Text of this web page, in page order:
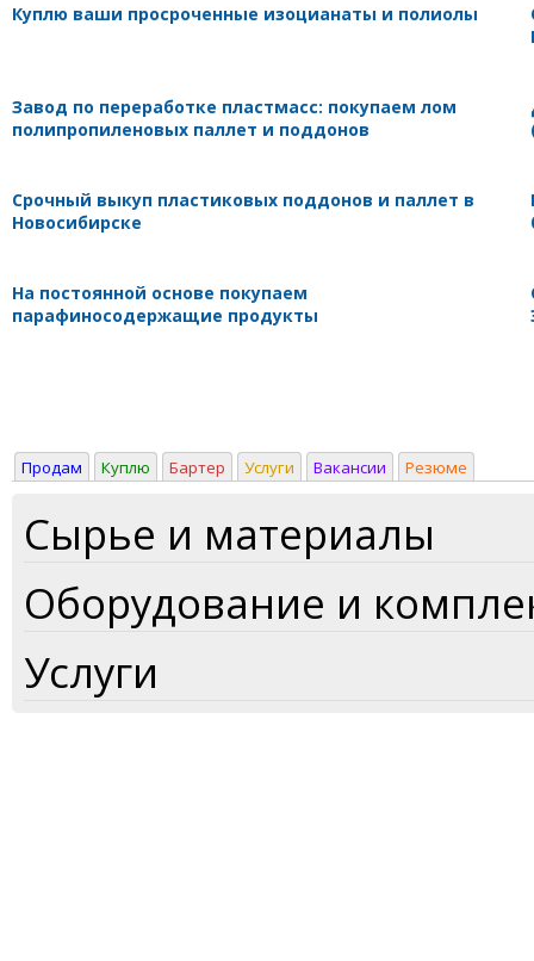
Куплю ваши просроченные изоцианаты и полиолы
Завод по переработке пластмасс: покупаем лом
полипропиленовых паллет и поддонов
Срочный выкуп пластиковых поддонов и паллет в
Новосибирске
На постоянной основе покупаем
парафиносодержащие продукты
Продам Куплю Бартер Услуги Вакансии Резюме
Сырье и материалы
Оборудование и
Услуги